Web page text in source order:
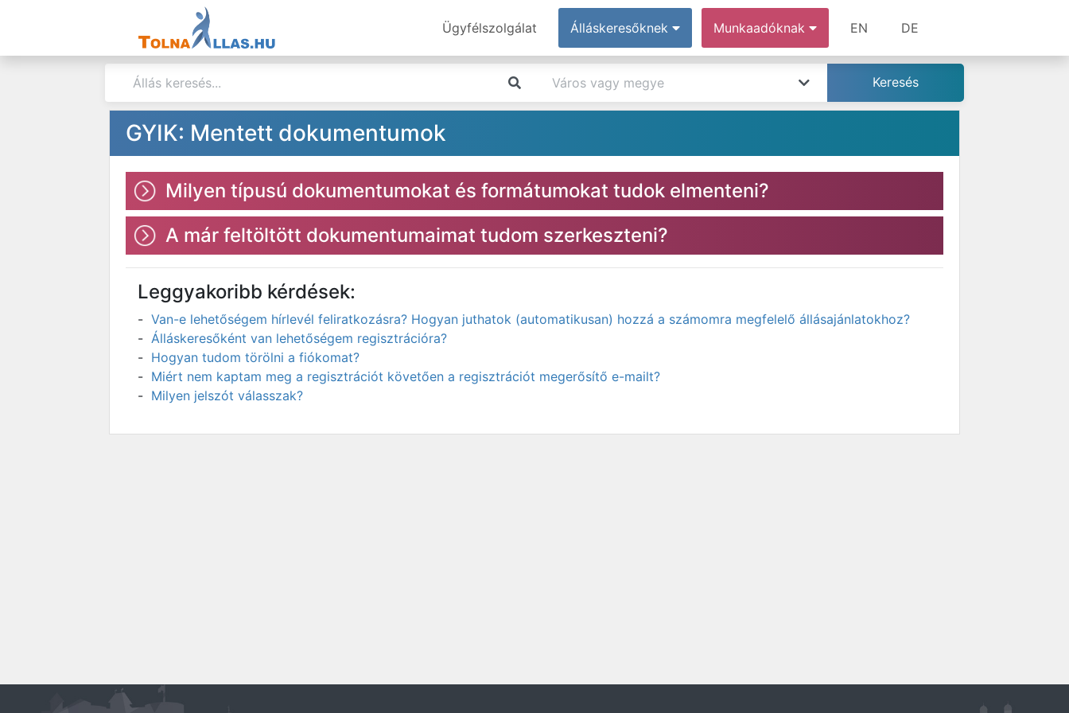
Ügyfélszolgálat Álláskeresőknek Munkaadóknak EN DE
GYIK: Mentett dokumentumok
Milyen típusú dokumentumokat és formátumokat tudok elmenteni?
A már feltöltött dokumentumaimat tudom szerkeszteni?
Leggyakoribb kérdések:
Van-e lehetőségem hírlevél feliratkozásra? Hogyan juthatok (automatikusan) hozzá a számomra megfelelő állásajánlatokhoz?
Álláskeresőként van lehetőségem regisztrációra?
Hogyan tudom törölni a fiókomat?
Miért nem kaptam meg a regisztrációt követően a regisztrációt megerősítő e-mailt?
Milyen jelszót válasszak?